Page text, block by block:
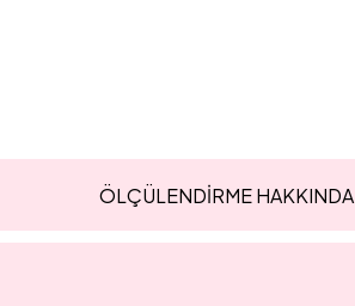
ÖLÇÜLENDİRME HAKKINDA